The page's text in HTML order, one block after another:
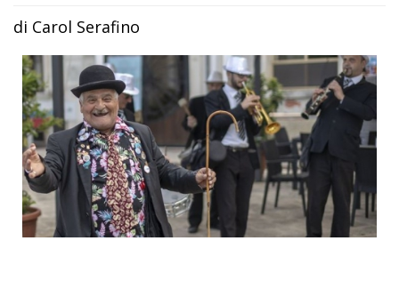
di Carol Serafino